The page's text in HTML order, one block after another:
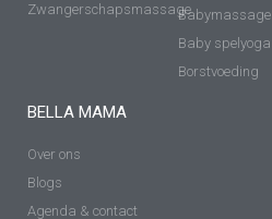
ZwangerschapsmassageBabymassage
Baby spelyoga
Borstvoeding
BELLA MAMA
Over ons
Blogs
Agenda & contact